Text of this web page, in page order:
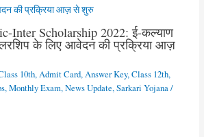
Inter Scholarship 2022: ई-कल्याण
के लिए आवेदन की प्रक्रिया आज़
10th,Admit Card,Answer Key,Class 12th,
,Monthly Exam,News Update,Sarkari Yojana/